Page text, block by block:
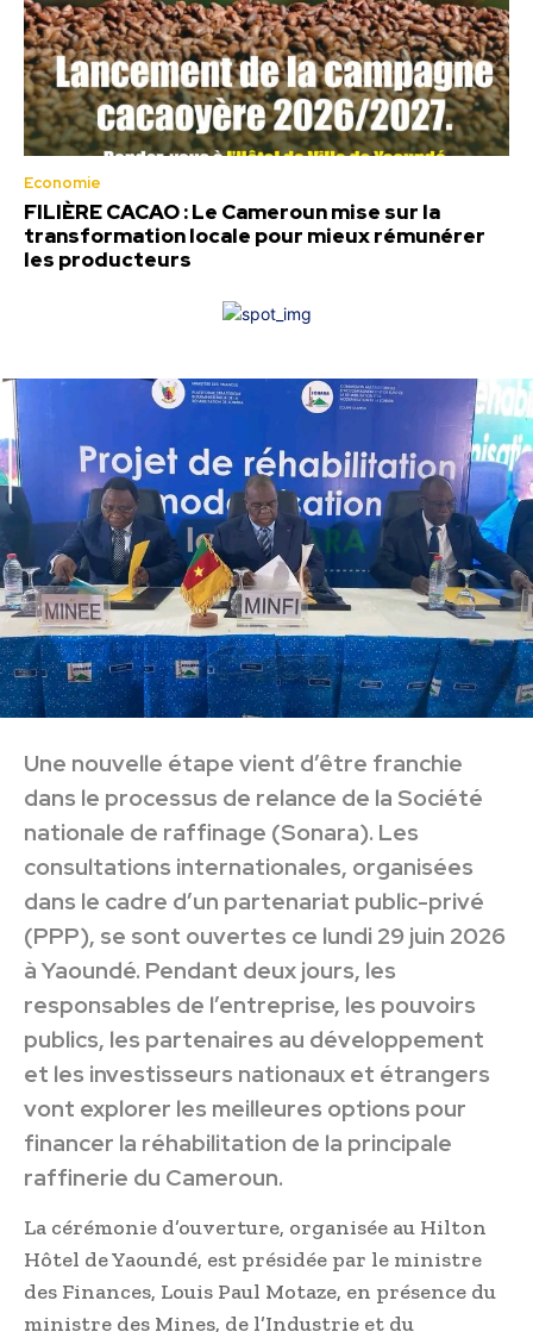
Economie
FILIÈRE CACAO : Le Cameroun mise sur la
transformation locale pour mieux rémunérer
les producteurs
Une nouvelle étape vient d’être franchie
dans le processus de relance de la Société
nationale de raffinage (Sonara). Les
consultations internationales, organisées
dans le cadre d’un partenariat public-privé
(PPP), se sont ouvertes ce lundi 29 juin 2026
à Yaoundé. Pendant deux jours, les
responsables de l’entreprise, les pouvoirs
publics, les partenaires au développement
et les investisseurs nationaux et étrangers
vont explorer les meilleures options pour
financer la réhabilitation de la principale
raffinerie du Cameroun.
La cérémonie d’ouverture, organisée au Hilton
Hôtel de Yaoundé, est présidée par le ministre
des Finances, Louis Paul Motaze, en présence du
ministre des Mines, de l’Industrie et du